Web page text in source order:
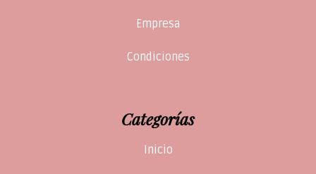
Empresa
Condiciones
Categorías
Inicio